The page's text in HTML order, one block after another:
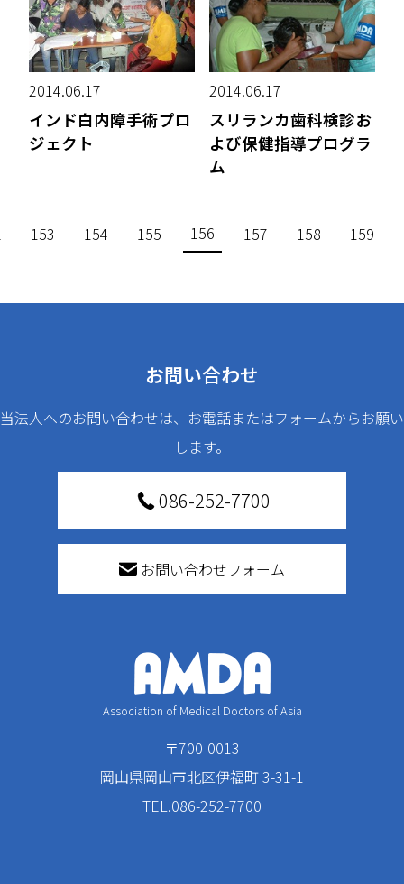
2014.06.17
インド白内障手術プロ
ジェクト
2014.06.17
スリランカ歯科検診お
よび保健指導プログラ
ム
153 154 155 156 157 158 159
お問い合わせ
当法人へのお問い合わせは、お電話またはフォームからお願い
します。
086-252-7700
お問い合わせフォーム
Association of Medical Doctors of Asia
〒700-0013
岡山県岡山市北区伊福町 3-31-1
TEL.086-252-7700